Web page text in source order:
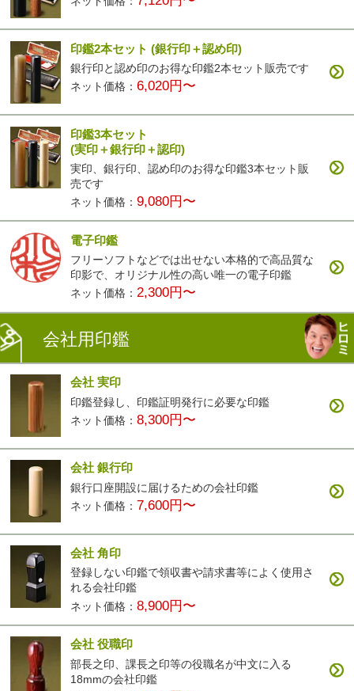
印鑑2本セット(銀行印＋認め印)
銀行印と認め印のお得な印鑑2本セット販売です
ネット価格：6,020円〜
印鑑3本セット
(実印＋銀行印＋認印)
実印、銀行印、認め印のお得な印鑑3本セット販
売です
ネット価格：9,080円〜
電子印鑑
フリーソフトなどでは出せない本格的で高品質な
印影で、オリジナル性の高い唯一の電子印鑑
ネット価格：2,300円〜
会社用印鑑
会社 実印
印鑑登録し、印鑑証明発行に必要な印鑑
ネット価格：8,300円〜
会社 銀行印
銀行口座開設に届けるための会社印鑑
ネット価格： 7,600円〜
会社 角印
登録しない印鑑で領収書や請求書等によく使用さ
れる会社印鑑
ネット価格：8,900円〜
会社 役職印
部長之印、課長之印等の役職名が中文に入る
18mmの会社印鑑